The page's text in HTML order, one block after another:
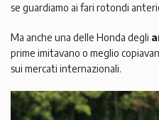
se guardiamo ai fari rotondi
Ma anche una delle Honda degli
prime imitavano o meglio
sui mercati internazionali.